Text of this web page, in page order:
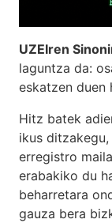
UZEIren
laguntza da:
eskatzen duen
Hitz batek
ikus
erregistro
erabakiko du
beharretara
gauza bera